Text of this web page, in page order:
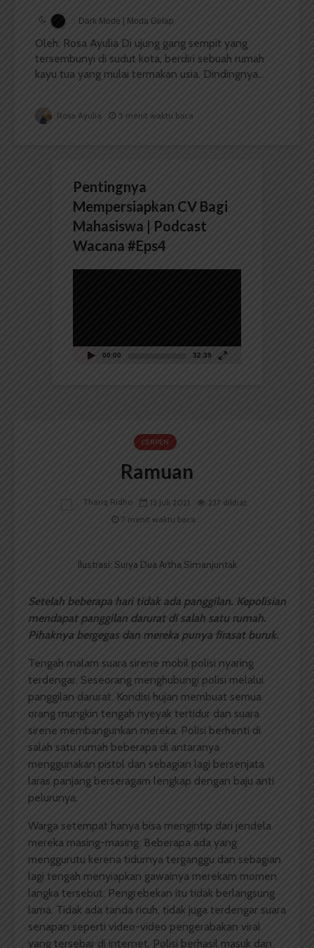
Dark Mode | Moda Gelap
Oleh: Rosa Ayulia Di ujung gang sempit yang
tersembunyi di sudut kota, berdiri sebuah rumah
kayu tua yang mulai termakan usia. Dindingnya...
Rosa Ayulia 5 menit waktu baca
Pentingnya
Mempersiapkan CV Bagi
Mahasiswa | Podcast
Wacana #Eps4
00:00 32:39
CERPEN
Ramuan
Thariq Ridho 13 Juli 2021
237 dilihat
7 menit waktu baca
Ilustrasi: Surya Dua Artha Simanjuntak
Setelah beberapa hari tidak ada panggilan. Kepolisian
mendapat panggilan darurat di salah satu rumah.
Pihaknya bergegas dan mereka punya firasat buruk.
Tengah malam suara sirene mobil polisi nyaring
terdengar. Seseorang menghubungi polisi melalui
panggilan darurat. Kondisi hujan membuat semua
orang mungkin tengah nyeyak tertidur dan suara
sirene membangunkan mereka. Polisi berhenti di
salah satu rumah beberapa di antaranya
menggunakan pistol dan sebagian lagi bersenjata
laras panjang berseragam lengkap dengan baju anti
pelurunya.
Warga setempat hanya bisa mengintip dari jendela
mereka masing-masing. Beberapa ada yang
menggurutu kerena tidurnya terganggu dan sebagian
lagi tengah menyiapkan gawainya merekam momen
langka tersebut. Pengrebekan itu tidak berlangsung
lama. Tidak ada tanda ricuh, tidak juga terdengar suara
senapan seperti video-video pengerabakan viral
yang tersebar di internet. Polisi berhasil masuk dan